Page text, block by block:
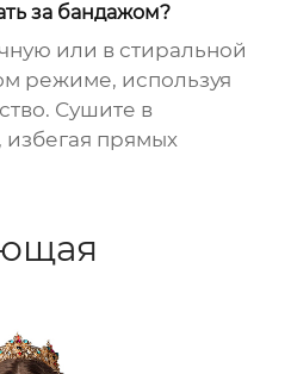
за бандажом?
или в стиральной
режиме, используя
Сушите в
прямых